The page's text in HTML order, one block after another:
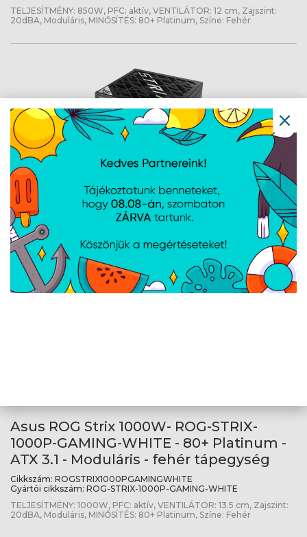
TELJESÍTMÉNY: 850W, PFC: aktív, VENTILÁTOR: 12 cm, Zajszint:
20dBA, Moduláris, MINŐSÍTÉS: 80+ Platinum, Színe: Fehér
Asus ROG Strix 1000W - ROG-STRIX-
1000P-GAMING- 80+ Platinum - ATX 3.1-
Moduláris - fekete tápegység
Cikkszám:
Gyártói cikkszám:ROG-STRIX-1000P-GAMING
TELJESÍTMÉNY: 1000W, PFC: aktív, VENTILÁTOR: 13.5 cm, Zajszint:
20dBA, Moduláris, MINŐSÍTÉS: 80+ Platinum, Színe: Fekete
Asus ROG Strix 1000W- ROG-STRIX-
1000P-GAMING-WHITE - 80+ Platinum -
ATX 3.1 - Moduláris - fehér tápegység
Cikkszám: ROGSTRIX1000PGAMINGWHITE
Gyártói cikkszám: ROG-STRIX-1000P-GAMING-WHITE
TELJESÍTMÉNY: 1000W, PFC: aktív, VENTILÁTOR: 13.5 cm, Zajszint:
20dBA, Moduláris, MINŐSÍTÉS: 80+ Platinum, Színe: Fehér